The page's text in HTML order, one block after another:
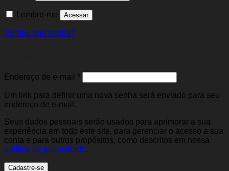
Lembre-me Acessar
Perdeu sua senha?
Endereço de e-mail *Obrigatório
Um link para definir uma nova senha será enviado para seu
endereço de e-mail.
Seus dados pessoais serão usados para aprimorar a sua
experiência em todo este site, para gerenciar o acesso a sua
conta e para outros propósitos, como descritos em nossa
política de privacidade.
Cadastre-se